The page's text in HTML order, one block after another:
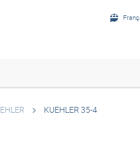
KUEHLER 35-4